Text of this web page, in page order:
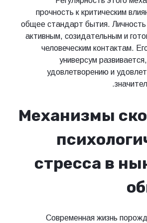
прочность к критическим
общее стандарт бытия.
активным, созидательным и
человеческим контактам.
универсум
удовлетворению и
Механизмы
стресса в
Современная жизнь